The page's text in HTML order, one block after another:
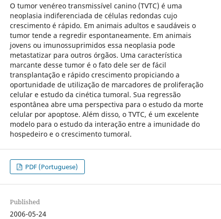
O tumor venéreo transmissível canino (TVTC) é uma
neoplasia indiferenciada de células redondas cujo
crescimento é rápido. Em animais adultos e saudáveis o
tumor tende a regredir espontaneamente. Em animais
jovens ou imunossuprimidos essa neoplasia pode
metastatizar para outros órgãos. Uma característica
marcante desse tumor é o fato dele ser de fácil
transplantação e rápido crescimento propiciando a
oportunidade de utilização de marcadores de proliferação
celular e estudo da cinética tumoral. Sua regressão
espontânea abre uma perspectiva para o estudo da morte
celular por apoptose. Além disso, o TVTC, é um excelente
modelo para o estudo da interação entre a imunidade do
hospedeiro e o crescimento tumoral.
PDF (Portuguese)
Published
2006-05-24